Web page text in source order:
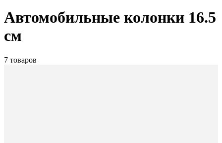
Автомобильные колонки 16.5
см
7 товаров